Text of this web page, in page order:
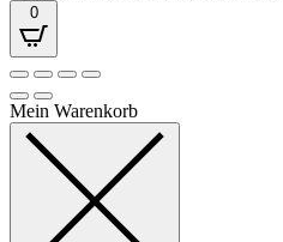
0
Mein Warenkorb